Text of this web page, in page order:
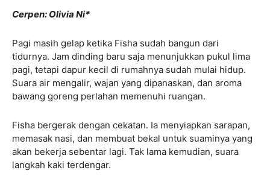
Cerpen: Olivia Ni*
Pagi masih gelap ketika Fisha sudah bangun dari
tidurnya. Jam dinding baru saja menunjukkan pukul lima
pagi, tetapi dapur kecil di rumahnya sudah mulai hidup.
Suara air mengalir, wajan yang dipanaskan, dan aroma
bawang goreng perlahan memenuhi ruangan.
Fisha bergerak dengan cekatan. Ia menyiapkan sarapan,
memasak nasi, dan membuat bekal untuk suaminya yang
akan bekerja sebentar lagi. Tak lama kemudian, suara
langkah kaki terdengar.